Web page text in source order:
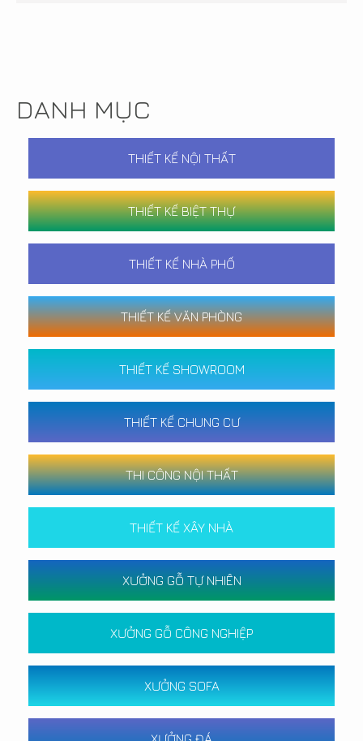
DANH MỤC
THIẾT KẾ NỘI THẤT
THIẾT KẾ BIỆT THỰ
THIẾT KẾ NHÀ PHỐ
THIẾT KẾ VĂN PHÒNG
THIẾT KẾ SHOWROOM
THIẾT KẾ CHUNG CƯ
THI CÔNG NỘI THẤT
THIẾT KẾ XÂY NHÀ
XƯỞNG GỖ TỰ NHIÊN
XƯỞNG GỖ CÔNG NGHIỆP
XƯỞNG SOFA